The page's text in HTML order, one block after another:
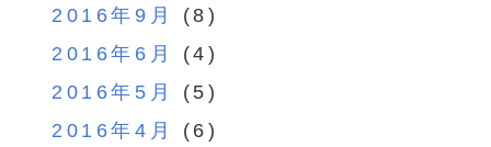
2016年9月
(8)
2016年6月
(4)
2016年5月
(5)
2016年4月
(6)